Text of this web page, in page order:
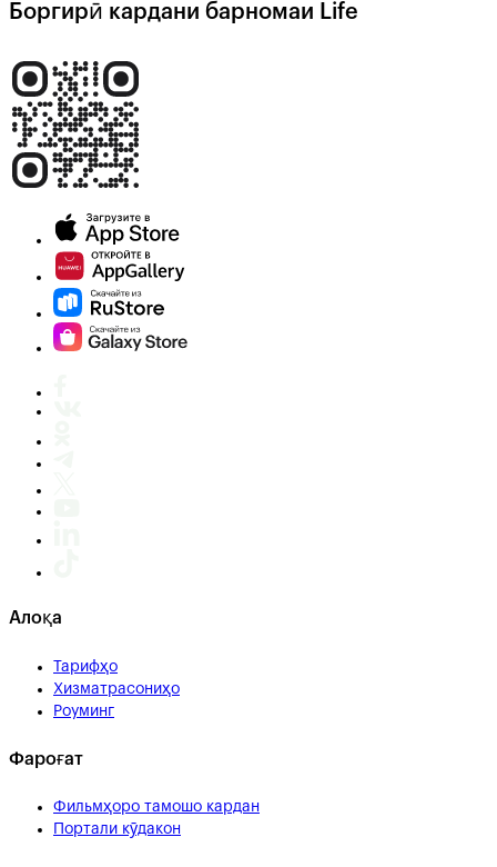
Боргирӣ кардани барномаи Life
Алоқа
Тарифҳо
Хизматрасониҳо
Роуминг
Фароғат
Фильмҳоро тамошо кардан
Портали кӯдакон